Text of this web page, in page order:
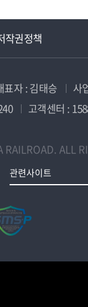
작권정책
표자 : 김태승 사
고객센터 :
ALL
관련사이트